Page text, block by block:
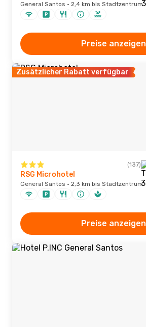
General Santos · 2,4 km bis Stadtzentrum
Preise anzeigen
Zusätzlicher Rabatt verfügbar
(137)
RSG Microhotel
General Santos · 2,3 km bis Stadtzentrum
Preise anzeigen